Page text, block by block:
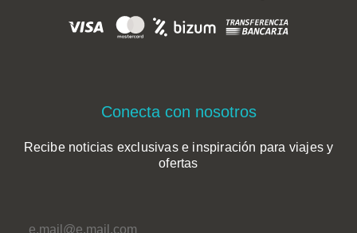
Conecta con nosotros
Recibe noticias exclusivas e inspiración para viajes y
ofertas